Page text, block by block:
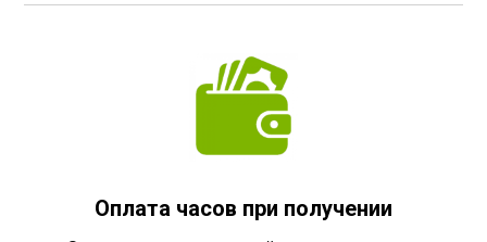
Оплата часов при получении